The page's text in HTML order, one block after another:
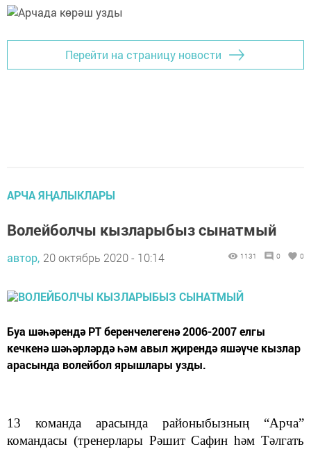
Перейти на страницу новости
АРЧА ЯҢАЛЫКЛАРЫ
Волейболчы кызларыбыз сынатмый
автор, 20 октябрь 2020 - 10:14 1131 0 0
Буа шәһәрендә РТ беренчелегенә 2006-2007 елгы
кечкенә шәһәрләрдә һәм авыл җирендә яшәүче кызлар
арасында волейбол ярышлары узды.
13 команда арасында районыбызның “Арча”
командасы (тренерлары Рәшит Сафин һәм Тәлгать